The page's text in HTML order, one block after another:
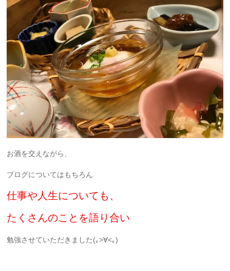
お酒を交えながら、
ブログについてはもちろん
仕事や人生についても、
たくさんのことを語り合い
勉強させていただきました(｡>∀<｡)